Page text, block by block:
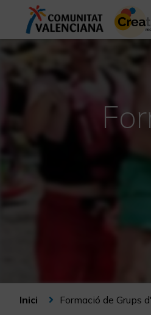
Inici Formació de Grups